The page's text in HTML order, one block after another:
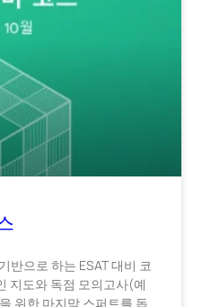
반으로 하는 ESAT 대비 코
지도와 독점 모의고사(예
위한 마지막 스퍼트를 돕